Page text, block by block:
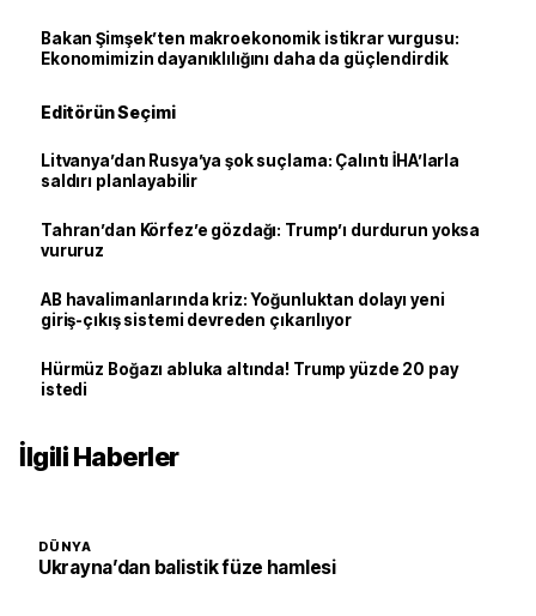
Bakan Şimşek’ten makroekonomik istikrar vurgusu:
Ekonomimizin dayanıklılığını daha da güçlendirdik
Editörün Seçimi
Litvanya’dan Rusya’ya şok suçlama: Çalıntı İHA’larla
saldırı planlayabilir
Tahran’dan Körfez’e gözdağı: Trump’ı durdurun yoksa
vururuz
AB havalimanlarında kriz: Yoğunluktan dolayı yeni
giriş-çıkış sistemi devreden çıkarılıyor
Hürmüz Boğazı abluka altında! Trump yüzde 20 pay
istedi
İlgili Haberler
DÜNYA
Ukrayna’dan balistik füze hamlesi